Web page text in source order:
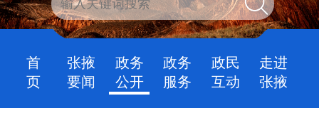
首
页
张掖
要闻
政务
公开
政务
服务
政民
互动
走进
张掖